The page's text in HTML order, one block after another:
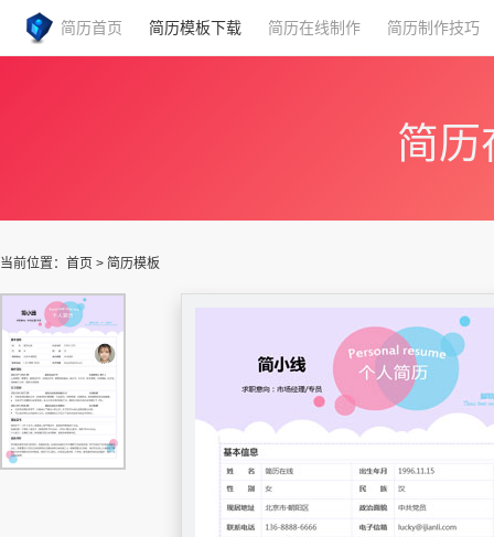
简历首页 简历模板下载 简历在线制作 简历制作技巧
简历
当前位置： 首页 > 简历模板